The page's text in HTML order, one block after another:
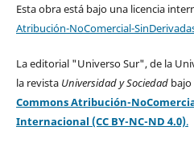
Esta obra está bajo una licencia
Atribución-NoComercial-
La editorial "Universo Sur", de la
la revista Universidad y Sociedad bajo
Commons Atribución-
Internacional (CC BY-NC-ND 4.0).